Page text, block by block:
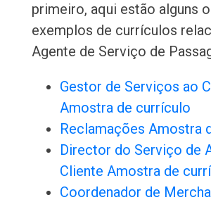
primeiro, aqui estão alguns
exemplos de currículos
Agente de Serviço de
Gestor de Serviços ao
Amostra de currículo
Reclamações Amostra
Director do Serviço de
Cliente Amostra de
Coordenador de